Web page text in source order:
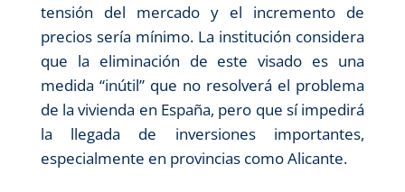
tensión del mercado y el incremento de
precios sería mínimo. La institución considera
que la eliminación de este visado es una
medida “inútil” que no resolverá el problema
de la vivienda en España, pero que sí impedirá
la llegada de inversiones importantes,
especialmente en provincias como Alicante.